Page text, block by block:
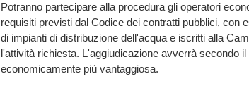
Potranno partecipare alla procedura gli operatori
requisiti previsti dal Codice dei contratti pubblici, con
di impianti di distribuzione dell'acqua e iscritti alla
l'attività richiesta. L'aggiudicazione avverrà secondo
economicamente più vantaggiosa.